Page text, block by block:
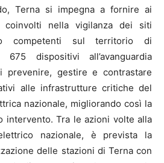
Terna si impegna a fornire ai
coinvolti nella vigilanza dei siti
competenti sul territorio di
dispositivi all’avanguardia
prevenire, gestire e contrastare
alle infrastrutture critiche del
nazionale, migliorando così la
intervento. Tra le azioni volte alla
nazionale, è prevista la
delle stazioni di Terna con